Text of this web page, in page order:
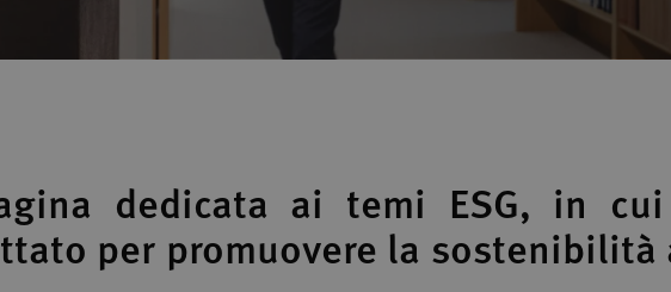
dedicata ai temi ESG, in
per promuovere la